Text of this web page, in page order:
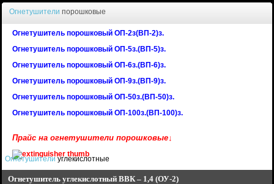
Огнетушители порошковые
Огнетушитель порошковый ОП-2з(ВП-2)з.
Огнетушитель порошковый ОП-5з.(ВП-5)з.
Огнетушитель порошковый ОП-6з.(ВП-6)з.
Огнетушитель порошковый ОП-9з.(ВП-9)з.
Огнетушитель порошковый ОП-50з.(ВП-50)з.
Огнетушитель порошковый ОП-100з.(ВП-100)з.
Прайс на огнетушители порошковые↓
Огнетушителиуглекислотные
Огнетушитель углекислотный ВВК – 1,4 (ОУ-2)